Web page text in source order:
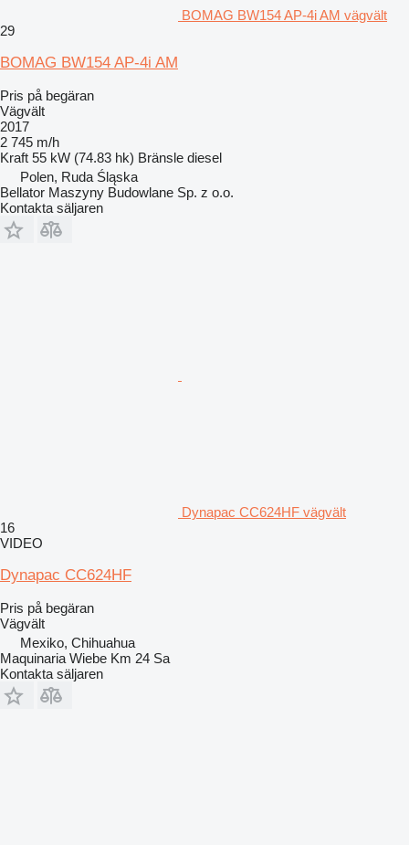
BOMAG BW154 AP-4i AM vägvält
29
BOMAG BW154 AP-4i AM
Pris på begäran
Vägvält
2017
2 745 m/h
Kraft 55 kW (74.83 hk) Bränsle diesel
Polen, Ruda Śląska
Bellator Maszyny Budowlane Sp. z o.o.
Kontakta säljaren
Dynapac CC624HF vägvält
16
VIDEO
Dynapac CC624HF
Pris på begäran
Vägvält
Mexiko, Chihuahua
Maquinaria Wiebe Km 24 Sa
Kontakta säljaren